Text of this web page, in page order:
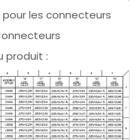
les connecteurs
produit :